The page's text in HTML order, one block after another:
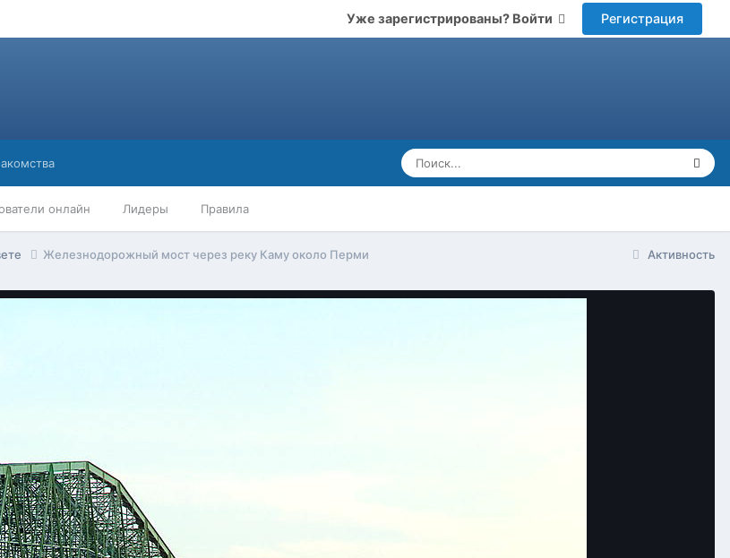
Уже зарегистрированы? Войти Регистрация
онлайн Лидеры Правила
Активность
Железнодорожный мост через реку Каму около Перми